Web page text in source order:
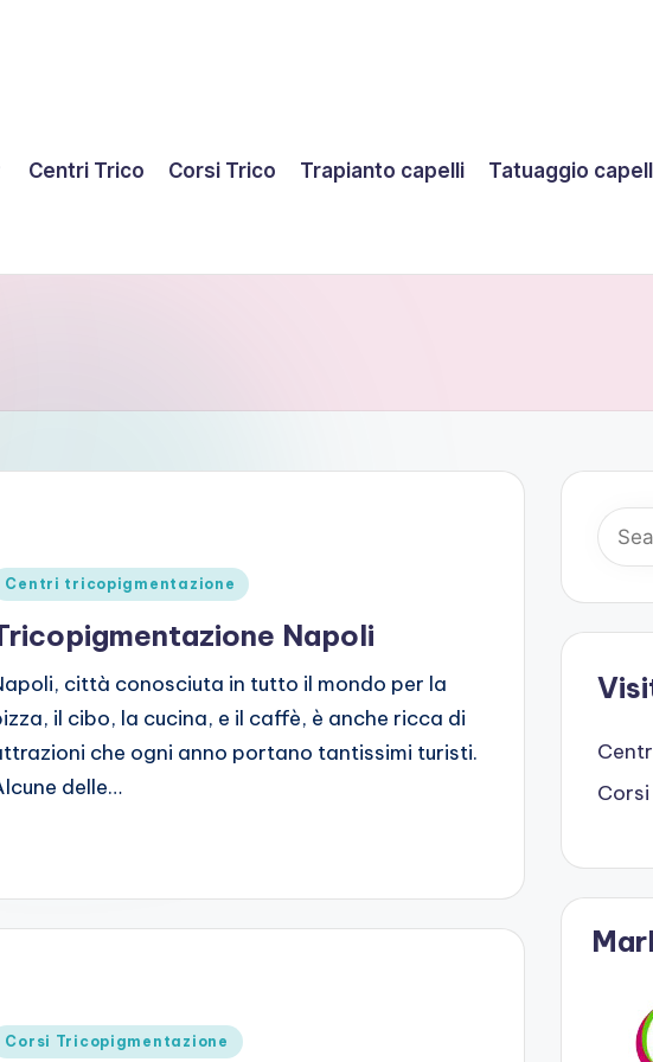
Centri Trico Corsi Trico Trapianto capelli Tatuaggio
Centri tricopigmentazione
Napoli
città conosciuta in tutto il mondo per la
il cibo, la cucina, e il caffè, è anche ricca di
che ogni anno portano tantissimi turisti.
delle…
Corsi Tricopigmentazione